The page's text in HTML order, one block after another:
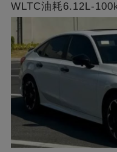
WLTC油耗6.12L-